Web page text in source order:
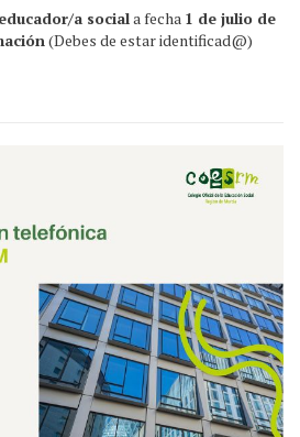
a sociala fecha 1 de julio de
(Debes de estar identificad@)